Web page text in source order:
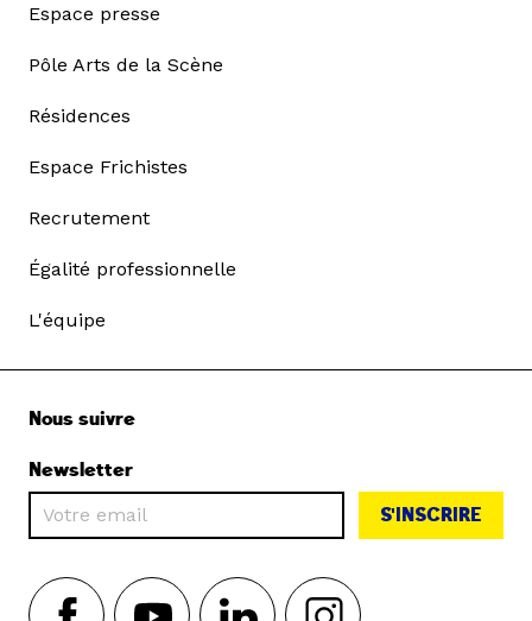
Espace presse
Pôle Arts de la Scène
Résidences
Espace Frichistes
Recrutement
Égalité professionnelle
L'équipe
Nous suivre
Newsletter
S'INSCRIRE